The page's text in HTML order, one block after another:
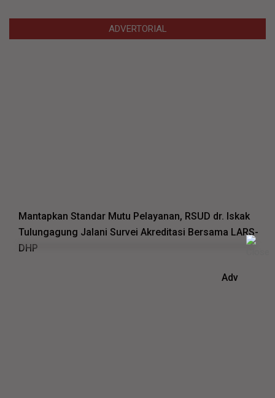
ADVERTORIAL
Mantapkan Standar Mutu Pelayanan, RSUD dr. Iskak
Tulungagung Jalani Survei Akreditasi Bersama LARS-
DHP
Adv